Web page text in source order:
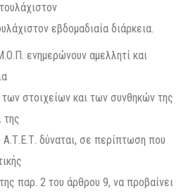
εβδομαδιαία διάρκεια.
ενημερώνουν αμελλητί και
στοιχείων και των συνθηκών της
της
δύναται, σε περίπτωση που
παρ. 2 του άρθρου 9, να προβαίνει